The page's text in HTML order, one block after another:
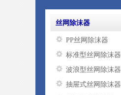
丝网除沫器
PP丝网除沫器
标准型丝网除沫器
波浪型丝网除沫器
抽屉式丝网除沫器